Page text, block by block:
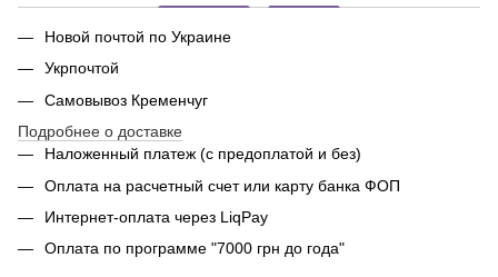
Новой почтой по Украине
Укрпочтой
Самовывоз Кременчуг
Подробнее о доставке
Наложенный платеж (с предоплатой и без)
Оплата на расчетный счет или карту банка ФОП
Интернет-оплата через LiqPay
Оплата по программе "7000 грн до года"